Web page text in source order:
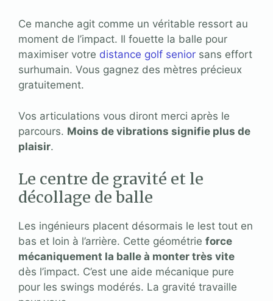
Ce manche agit comme un véritable ressort au
moment de l’impact. Il fouette la balle pour
maximiser votre distance golf senior sans effort
surhumain. Vous gagnez des mètres précieux
gratuitement.
Vos articulations vous diront merci après le
parcours. Moins de vibrations signifie plus de
plaisir.
Le centre de gravité et le
décollage de balle
Les ingénieurs placent désormais le lest tout en
bas et loin à l’arrière. Cette géométrie force
mécaniquement la balle à monter très vite
dès l’impact. C’est une aide mécanique pure
pour les swings modérés. La gravité travaille